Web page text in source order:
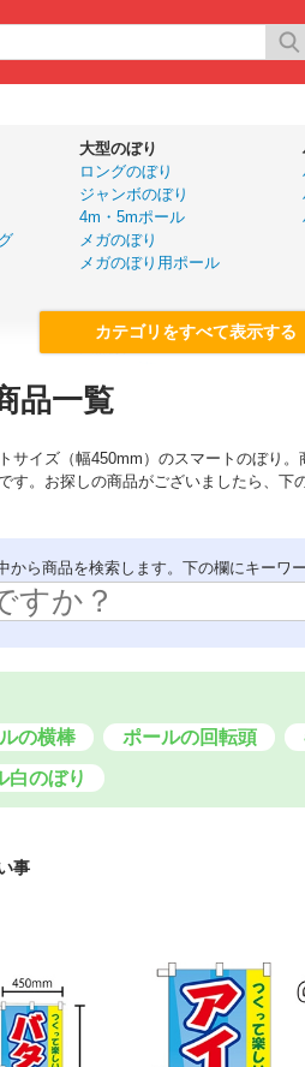
大型のぼり
ロングのぼり
ジャンボのぼり
4m・5mポール
メガのぼり
メガのぼり用ポール
国旗（販促用）
手旗
名入れ応援旗
ウィンドウシール
品一覧
サイズ（幅450mm）のスマートのぼり
す。お探しの商品がございましたら、下
から商品を検索します。下の欄にキーワ
の横棒 ポールの回転頭
白のぼり
事